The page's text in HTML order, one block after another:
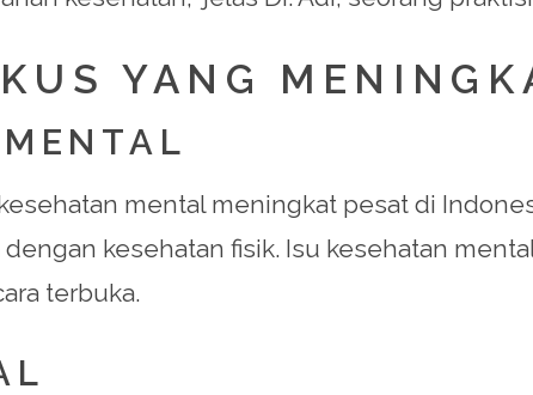
YANG
mental meningkat pesat di
kesehatan fisik. Isu kesehatan
terbuka.